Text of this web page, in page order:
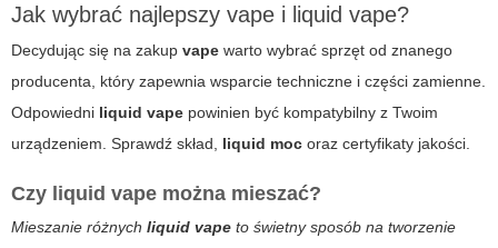
Jak wybrać najlepszy vape i liquid vape?
Decydując się na zakup vape warto wybrać sprzęt od znanego
producenta, który zapewnia wsparcie techniczne i części zamienne.
Odpowiedni liquid vape powinien być kompatybilny z Twoim
urządzeniem. Sprawdź skład, liquid moc oraz certyfikaty jakości.
Czy liquid vape można mieszać?
Mieszanie różnych liquid vape to świetny sposób na tworzenie